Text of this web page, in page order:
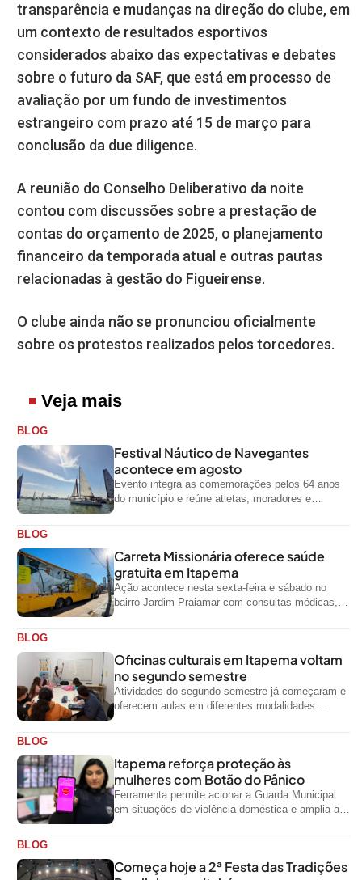
transparência e mudanças na direção do clube, em
um contexto de resultados esportivos
considerados abaixo das expectativas e debates
sobre o futuro da SAF, que está em processo de
avaliação por um fundo de investimentos
estrangeiro com prazo até 15 de março para
conclusão da due diligence.
A reunião do Conselho Deliberativo da noite
contou com discussões sobre a prestação de
contas do orçamento de 2025, o planejamento
financeiro da temporada atual e outras pautas
relacionadas à gestão do Figueirense.
O clube ainda não se pronunciou oficialmente
sobre os protestos realizados pelos torcedores.
Veja mais
BLOG
Festival Náutico de Navegantes
acontece em agosto
Evento integra as comemorações pelos 64 anos
do município e reúne atletas, moradores e
BLOG
Carreta Missionária oferece saúde
gratuita em Itapema
Ação acontece nesta sexta-feira e sábado no
bairro Jardim Praiamar com consultas médicas,
BLOG
Oficinas culturais em Itapema voltam
no segundo semestre
Atividades do segundo semestre já começaram e
oferecem aulas em diferentes modalidades
BLOG
Itapema reforça proteção às
mulheres com Botão do Pânico
Ferramenta permite acionar a Guarda Municipal
em situações de violência doméstica e amplia a
BLOG
Começa hoje a 2ª Festa das Tradições